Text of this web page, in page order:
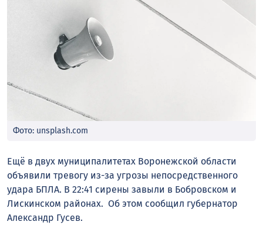
Фото: unsplash.com
Ещё в двух муниципалитетах Воронежской области
объявили тревогу из-за угрозы непосредственного
удара БПЛА. В 22:41 сирены завыли в Бобровском и
Лискинском районах. Об этом сообщил губернатор
Александр Гусев.